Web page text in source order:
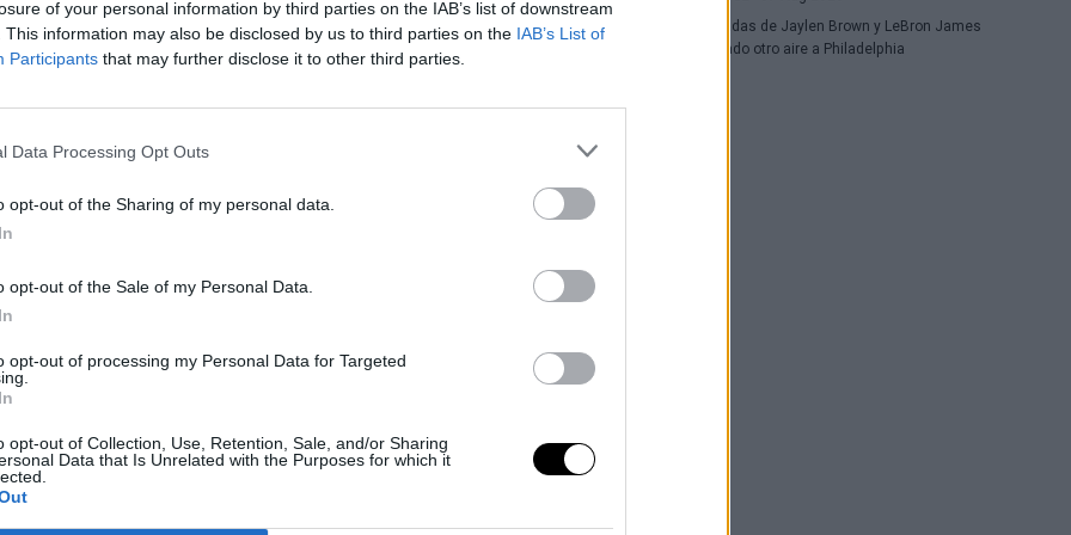
of your personal information by third parties on the IAB’s list of downstream
This information may also be disclosed by us to third parties on the IAB’s List of
Participants that may further disclose it to other third parties.
Data Processing Opt Outs
opt-out of the Sharing of my personal data.
opt-out of the Sale of my Personal Data.
opt-out of processing my Personal Data for Targeted
opt-out of Collection, Use, Retention, Sale, and/or Sharing
Data that Is Unrelated with the Purposes for which it
una negociación de enorme magnitud.
por Sidery es que Antetokounmpo no
priorizaría mercados más consolidados
el hecho de que no descarte a los Blazers
por parte del jugador ya supone una noticia
una enorme cantidad de activos por una
plazo.
Las llegadas de Jaylen Brown y LeBron James
le han dado otro aire a Philadelphia